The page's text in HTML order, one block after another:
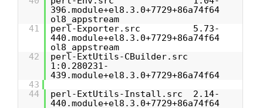
396.module+el8.3.0+7729+86a74f64
ol8_appstream
41
perl-Exporter.src 5.73-
440.module+el8.3.0+7729+86a74f64
ol8_appstream
42
perl-ExtUtils-CBuilder.src
1:0.280231-
439.module+el8.3.0+7729+86a74f64
43
44
perl-ExtUtils-Install.src 2.14-
440.module+el8.3.0+7729+86a74f64